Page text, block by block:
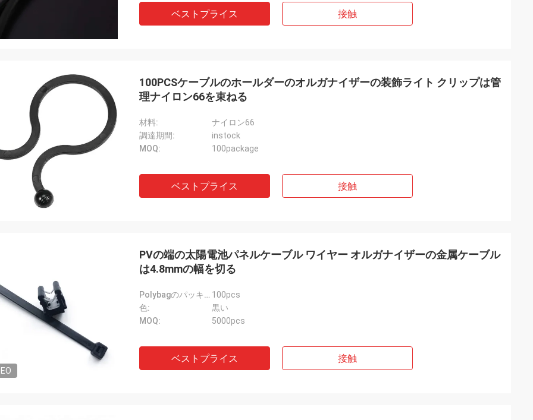
ベストプライス 接触
100PCSケーブルのホールダーのオルガナイザーの装飾ライト クリップは管
理ナイロン66を束ねる
材料:
ナイロン66
調達期間:
instock
MOQ:
100package
ベストプライス 接触
PVの端の太陽電池パネルケーブル ワイヤー オルガナイザーの金属ケーブル
は4.8mmの幅を切る
Polybagのパッキング: 100pcs
色:
黒い
MOQ:
5000pcs
ベストプライス 接触